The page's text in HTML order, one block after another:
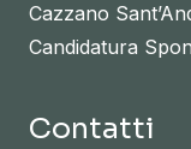
Cazzano
Candidatura
Contatti